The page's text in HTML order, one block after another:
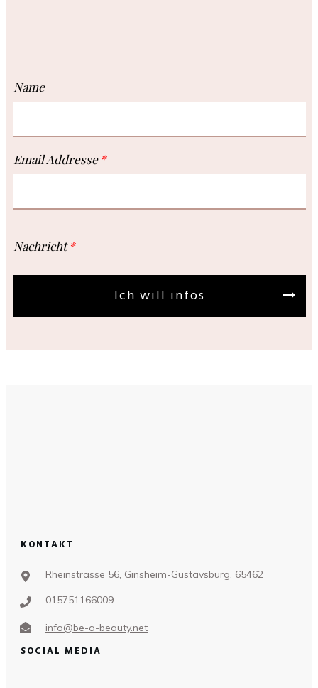
Name
Email Addresse
Nachricht
Ich will infos
KONTAKT
Rheinstrasse 56, Ginsheim-Gustavsburg, 65462
015751166009
info@be-a-beauty.net
SOCIAL MEDIA